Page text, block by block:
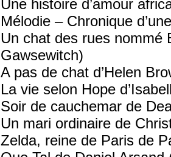
Une histoire d’amour
Mélodie – Chronique
Un chat des rues nommé
Gawsewitch)
A pas de chat d’Helen
La vie selon Hope
Soir de cauchemar de
Un mari ordinaire de
Zelda, reine de Paris de